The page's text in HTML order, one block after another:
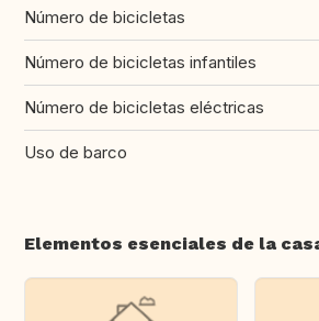
Número de bicicletas
Número de bicicletas infantiles
Número de bicicletas eléctricas
Uso de barco
Elementos esenciales de la